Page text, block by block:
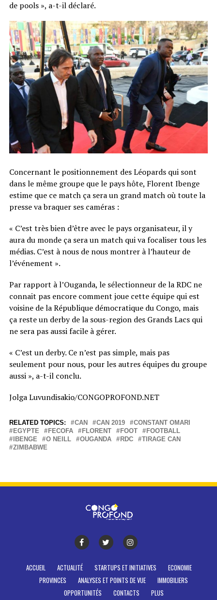
de pools », a-t-il déclaré.
Concernant le positionnement des Léopards qui sont
dans le même groupe que le pays hôte, Florent Ibenge
estime que ce match ça sera un grand match où toute la
presse va braquer ses caméras :
« C’est très bien d’être avec le pays organisateur, il y
aura du monde ça sera un match qui va focaliser tous les
médias. C’est à nous de nous montrer à l’hauteur de
l’événement ».
Par rapport à l’Ouganda, le sélectionneur de la RDC ne
connait pas encore comment joue cette équipe qui est
voisine de la République démocratique du Congo, mais
ça reste un derby de la sous-region des Grands Lacs qui
ne sera pas aussi facile à gérer.
« C’est un derby. Ce n’est pas simple, mais pas
seulement pour nous, pour les autres équipes du groupe
aussi », a-t-il conclu.
Jolga Luvundisakio/CONGOPROFOND.NET
RELATED TOPICS: CAN CAN 2019
CONSTANT OMARI
EGYPTE
FECOFA FLORENT FOOT
FOOTBALL
IBENGE
O NEILL OUGANDA RDC
TIRAGE CAN
ZIMBABWE
ACCUEIL ACTUALITÉ STARTUPS ET INITIATIVES
ECONOMIE
PROVINCES
ANALYSES ET POINTS DE VUE
IMMOBILIERS
OPPORTUNITÉS
CONTACTS PLUS